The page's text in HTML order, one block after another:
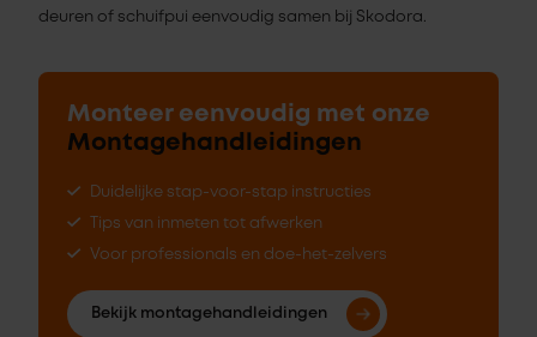
deuren of schuifpui eenvoudig samen bij Skodora.
Monteer eenvoudig met onze
Montagehandleidingen
Duidelijke stap-voor-stap instructies
Tips van inmeten tot afwerken
Voor professionals en doe-het-zelvers
Bekijk montagehandleidingen